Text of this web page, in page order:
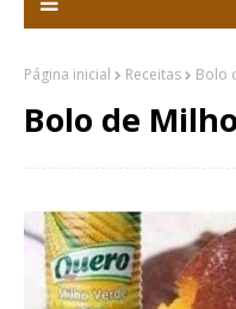
Página inicial Receitas Bolo
Bolo de